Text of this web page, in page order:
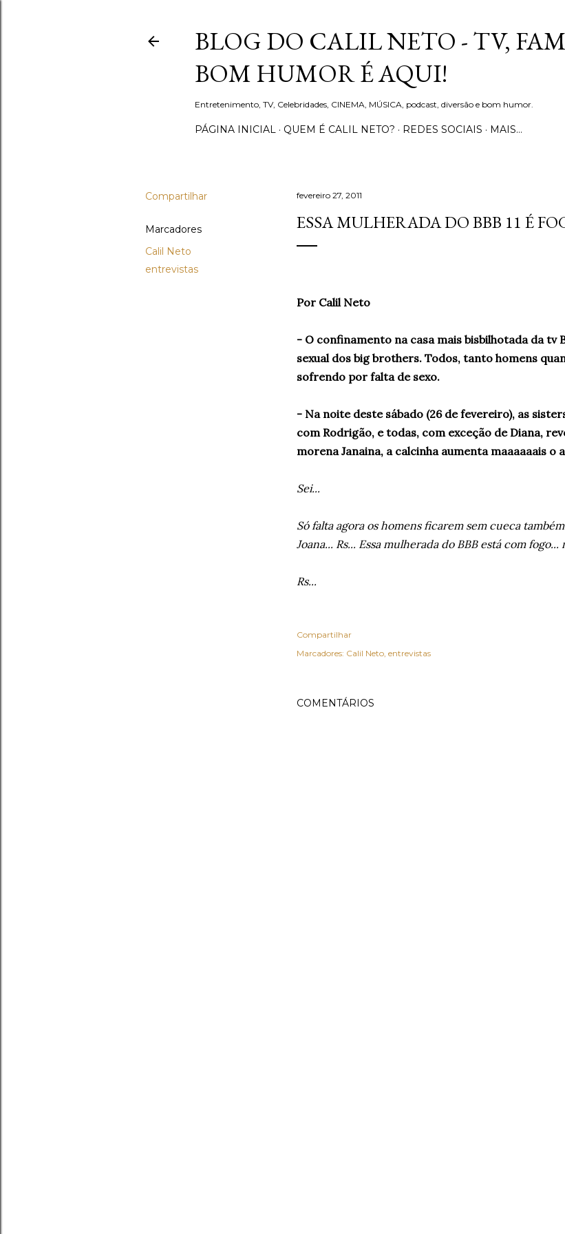
BLOG DO CALIL NETO - TV,
BOM HUMOR É AQUI!
Entretenimento, TV, Celebridades, CINEMA, MÚSICA, podcast, diversão e bom humor.
PÁGINA INICIAL QUEM É CALIL NETO? REDES SOCIAIS MAIS…
Compartilhar
Marcadores
Calil Neto
entrevistas
fevereiro 27, 2011
ESSA MULHERADA DO BBB 11 É
Por Calil Neto
- O confinamento na casa mais bisbilhotada da tv
sexual dos big brothers. Todos, tanto homens
sofrendo por falta de sexo.
- Na noite deste sábado (26 de fevereiro), as
com Rodrigão, e todas, com exceção de Diana,
morena Janaina, a calcinha aumenta maaaaaais o
Sei...
Só falta agora os homens ficarem sem cueca
Joana... Rs... Essa mulherada do BBB está com
Rs...
Compartilhar
Marcadores: Calil Neto entrevistas
COMENTÁRIOS